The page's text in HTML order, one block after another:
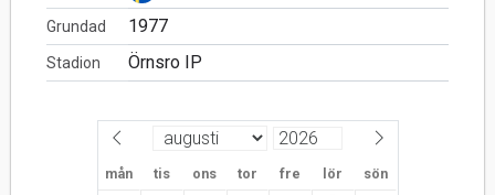
Grundad 1977
Stadion Örnsro IP
mån tis ons tor fre lör sön